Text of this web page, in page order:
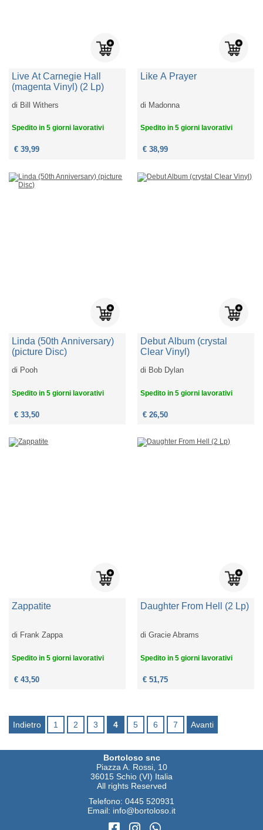
Live At Carnegie Hall
(magenta Vinyl) (2 Lp)
di Bill Withers
Spedito in 5 giorni lavorativi
€ 39,99
Like A Prayer
di Madonna
Spedito in 5 giorni lavorativi
€ 38,99
Linda (50th Anniversary)
(picture Disc)
di Pooh
Spedito in 5 giorni lavorativi
€ 33,50
Debut Album (crystal
Clear Vinyl)
di Bob Dylan
Spedito in 5 giorni lavorativi
€ 26,50
Zappatite
di Frank Zappa
Spedito in 5 giorni lavorativi
€ 43,50
Daughter From Hell (2 Lp)
diGracie Abrams
Spedito in 5 giorni lavorativi
€ 51,75
Indietro 1 2 3 4 5 6 7 Avanti
Bortoloso snc
Piazza A. Rossi, 10
36015 Schio (VI) Italia
All rights Reserved
Telefono: 0445 520931
Email: info@bortoloso.it